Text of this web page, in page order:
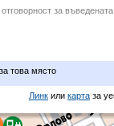
за въведената
това място
Линк или карта за